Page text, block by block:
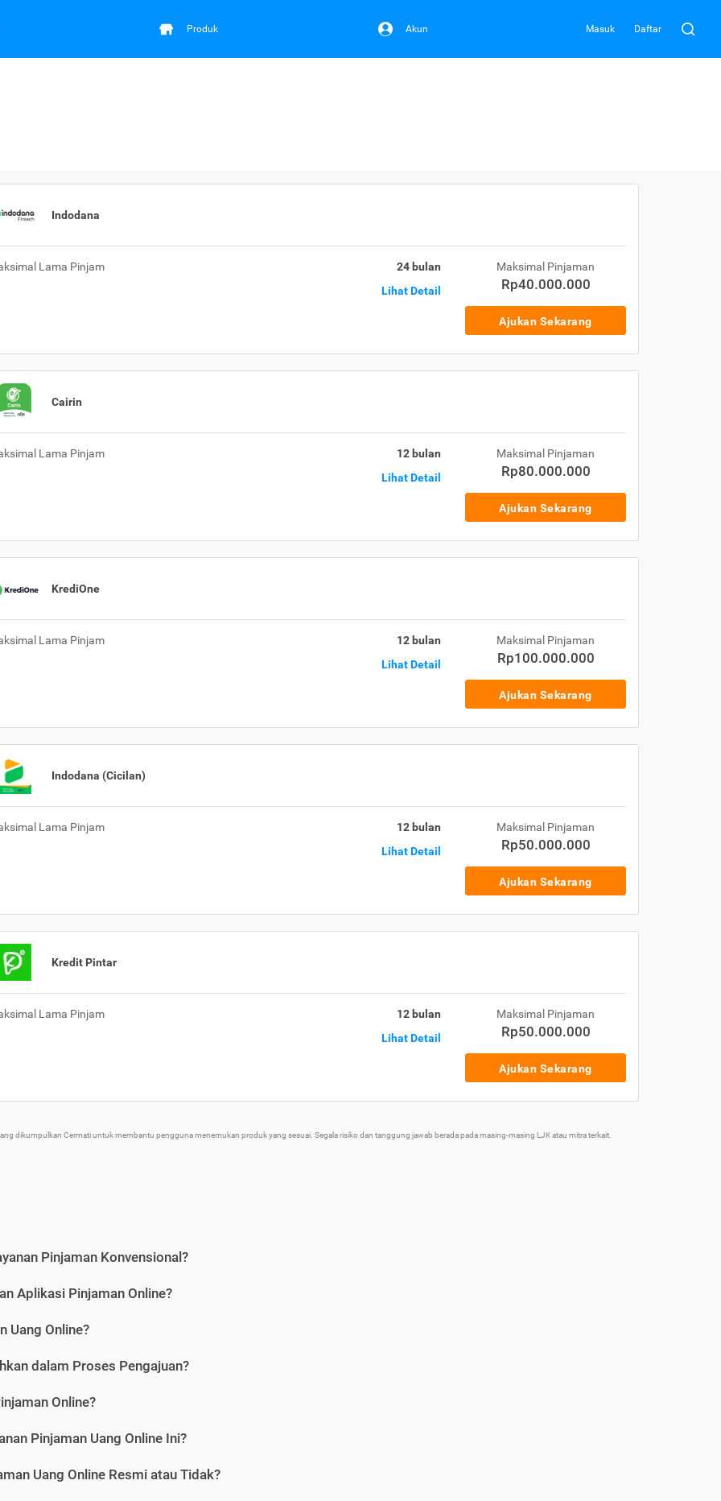
Produk Akun Masuk Daftar
Indodana
Maksimal Pinjaman
Rp40.000.000
Lama Pinjam
24 bulan
Lihat Detail
Ajukan Sekarang
Cairin
Maksimal Pinjaman
Rp80.000.000
Lama Pinjam
12 bulan
Lihat Detail
Ajukan Sekarang
KrediOne
Maksimal Pinjaman
Rp100.000.000
Lama Pinjam
12 bulan
Lihat Detail
Ajukan Sekarang
Indodana (Cicilan)
Maksimal Pinjaman
Rp50.000.000
Lama Pinjam
12 bulan
Lihat Detail
Ajukan Sekarang
Kredit Pintar
Maksimal Pinjaman
Rp50.000.000
Lama Pinjam
12 bulan
Lihat Detail
Ajukan Sekarang
dikumpulkan Cermati untuk membantu pengguna menemukan produk yang sesuai. Segala risiko dan tanggung jawab berada pada masing-masing LJK atau mitra terkait.
Pinjaman Konvensional?
Aplikasi Pinjaman Online?
Uang Online?
dalam Proses Pengajuan?
Online?
Pinjaman Uang Online Ini?
Uang Online Resmi atau Tidak?